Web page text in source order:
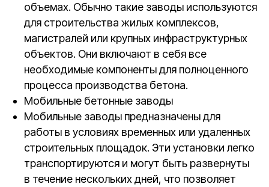
объемах. Обычно такие заводы используются
для строительства жилых комплексов,
магистралей или крупных инфраструктурных
объектов. Они включают в себя все
необходимые компоненты для полноценного
процесса производства бетона.
Мобильные бетонные заводы
Мобильные заводы предназначены для
работы в условиях временных или удаленных
строительных площадок. Эти установки легко
транспортируются и могут быть развернуты
в течение нескольких дней, что позволяет